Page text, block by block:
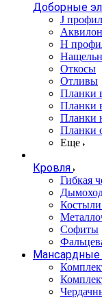
Доборные
J
Н
Откосы
Отливы
Планки
Планки
Планки
Планки
Еще
Кровля
Гибкая
Софиты
Мансардные